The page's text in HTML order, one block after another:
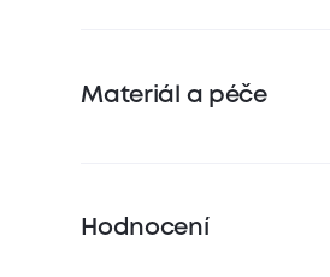
Materiál a péče
Hodnocení